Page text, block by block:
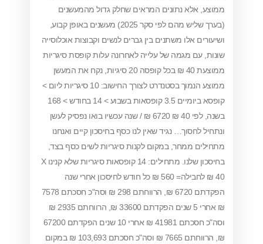
נתונים המראים שחלק גדול מהמעשנים
(בערך שליש מהם לפי סקר 2025) מעשנים באופן קבוע,
אלו משתנים בין גברים לנשים וקבוצות אוכלוסייה
מגמה של עלייה לאחרונה עלות קופסת סיגריות
ממוצעת 40 ₪ בכל קופסה 20 סיגיות, נקח את המעשן
ממוצע הנמוך בסטנדרט לצורך החישוב: 10 סיגריות ליום >
קופסא ביומיים 3.5 קופסאות בשבוע > 14 בחודש > 168
בשנה, לפי 40 ₪ 6720 ₪ / שנה עכשיו בואו נפסיק לעשן
נגיד שאין לנו כסף בחיסכון קיים ואנחנו
ממחר, במקום לקנות סיגריות לשים כסף בצד,
בחיסכון שלנו. מתחילים: 14 קופסאות סיגריות שלא קנינו X
40 ₪ לחבילה= 560 ₪ כל חודש לחיסכון אחרי שנה
הפקדתם 6720 ₪, הרווחתם 298 ₪ וסה"כ חסכתם 7578
₪ אחרי 5 שנים הפקדתם 33600 ₪, הרווחתם 2935 ₪
וסה"כ חסכתם 41981 ₪ אחרי 10 שנים הפקדתם 67200
₪, הרווחתם 7665 ₪ וסה"כ חסכתם 103,693 ₪ במקום